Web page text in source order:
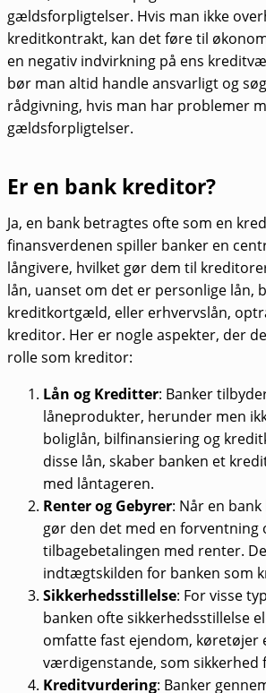
gældsforpligtelser. Hvis man ikke
kreditkontrakt, kan det føre til
en negativ indvirkning på ens
bør man altid handle ansvarligt og
rådgivning, hvis man har problemer
gældsforpligtelser.
Er en bank kreditor?
Ja, en bank betragtes ofte som en
finansverdenen spiller banker en
långivere, hvilket gør dem til
lån, uanset om det er personlige lån,
kreditkortgæld, eller erhvervslån,
kreditor. Her er nogle aspekter, der
rolle som kreditor:
Lån og Kreditter: Banker
låneprodukter, herunder men
boliglån, bilfinansiering og
disse lån, skaber banken et
med låntageren.
Renter og Gebyrer: Når en
gør den det med en forventning
tilbagebetalingen med renter.
indtægtskilden for banken som
Sikkerhedsstillelse: For visse
banken ofte sikkerhedsstillelse
omfatte fast ejendom, køretøjer
værdigenstande, som sikkerhed
Kreditvurdering: Banker